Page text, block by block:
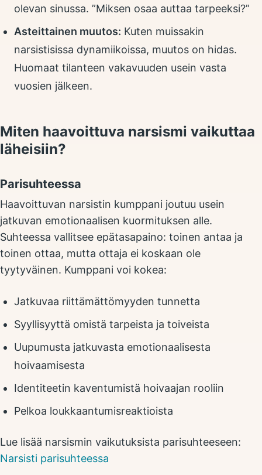
olevan sinussa. ”Miksen osaa auttaa tarpeeksi?”
Asteittainen muutos: Kuten muissakin
narsistisissa dynamiikoissa, muutos on hidas.
Huomaat tilanteen vakavuuden usein vasta
vuosien jälkeen.
Miten haavoittuva narsismi vaikuttaa
läheisiin?
Parisuhteessa
Haavoittuvan narsistin kumppani joutuu usein
jatkuvan emotionaalisen kuormituksen alle.
Suhteessa vallitsee epätasapaino: toinen antaa ja
toinen ottaa, mutta ottaja ei koskaan ole
tyytyväinen. Kumppani voi kokea:
Jatkuvaa riittämättömyyden tunnetta
Syyllisyyttä omistä tarpeista ja toiveista
Uupumusta jatkuvasta emotionaalisesta
hoivaamisesta
Identiteetin kaventumistä hoivaajan rooliin
Pelkoa loukkaantumisreaktioista
Lue lisää narsismin vaikutuksista parisuhteeseen:
Narsisti parisuhteessa